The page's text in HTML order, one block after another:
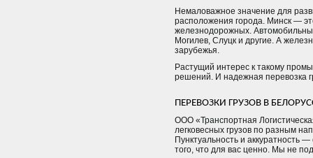
Немаловажное значение для
расположения города. Минск —
железнодорожных.
Могилев, Слуцк и другие. А
зарубежья.
Растущий интерес к такому
решений. И надежная перевозка
ПЕРЕВОЗКИ ГРУЗОВ В
ООО «Транспортная
легковесных грузов по разным
Пунктуальность и аккуратность
того, что для вас ценно. Мы не